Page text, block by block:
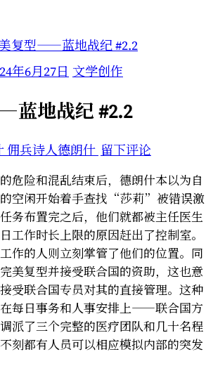
复型——蓝地战纪 #2.2
年6月27日 文学创作
蓝地战纪 #2.2
佣兵诗人德朗什 于
美
复
型
——
蓝
地
战
纪
#2.2
留下评论
危险和混乱结束后，德朗什本以为自
空闲开始着手查找“莎莉”被错误激
务布置完之后，他们就都被主任医生
工作时长上限的原因赶出了控制室。
作的人则立刻掌管了他们的位置。同
美复型并接受联合国的资助，这也意
受联合国专员对其的直接管理。这种
每日事务和人事安排上——联合国方
派了三个完整的医疗团队和几十名程
刻都有人员可以相应模拟内部的突发